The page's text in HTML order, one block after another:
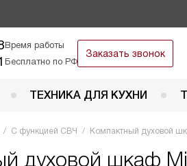
Время работы
Бесплатно по РФ
Заказать звонок
ТЕХНИКА ДЛЯ КУХНИ
С функцией СВЧ Компактный духовой
духовой шкаф